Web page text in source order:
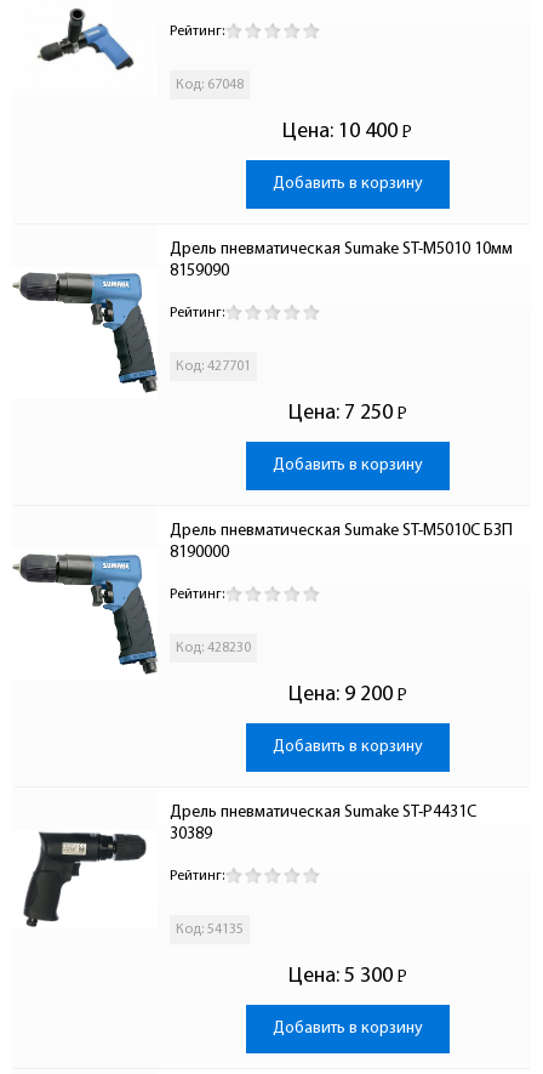
Рейтинг:
Код: 67048
Цена: 10 400 Р
-
Добавить в корзину
Дрель пневматическая Sumake ST-M5010 10мм
8159090
Рейтинг:
Код: 427701
Цена: 7 250 Р
-
Добавить в корзину
Дрель пневматическая Sumake ST-M5010С БЗП
8190000
Рейтинг:
Код: 428230
Цена: 9 200 Р
-
Добавить в корзину
Дрель пневматическая Sumake ST-P4431C
30389
Рейтинг:
Код: 54135
Цена: 5 300 Р
-
Добавить в корзину